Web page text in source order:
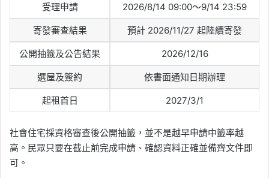
受理申請 2026/8/14 09:00～9/14 23:59
寄發審查結果 預計 2026/11/27 起陸續寄發
公開抽籤及公告結果 2026/12/16
選屋及簽約 依書面通知日期辦理
起租首日 2027/3/1
社會住宅採資格審查後公開抽籤，並不是越早申請中籤率越
高。民眾只要在截止前完成申請、確認資料正確並備齊文件即
可。